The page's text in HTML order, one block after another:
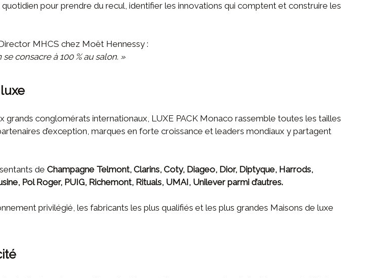
pour prendre du recul, identifier les innovations qui comptent et construire les
MHCS chez Moët Hennessy :
consacre à 100 % au salon. »
grands conglomérats internationaux, LUXE PACK Monaco rassemble toutes les tailles
d’exception, marques en forte croissance et leaders mondiaux y partagent
de Champagne Telmont, Clarins, Coty, Diageo, Dior, Diptyque, Harrods,
Pol Roger, PUIG, Richemont, Rituals, UMAI, Unilever parmi d’autres.
privilégié, les fabricants les plus qualifiés et les plus grandes Maisons de luxe